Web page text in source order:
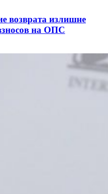
возврата излишне
на ОПС